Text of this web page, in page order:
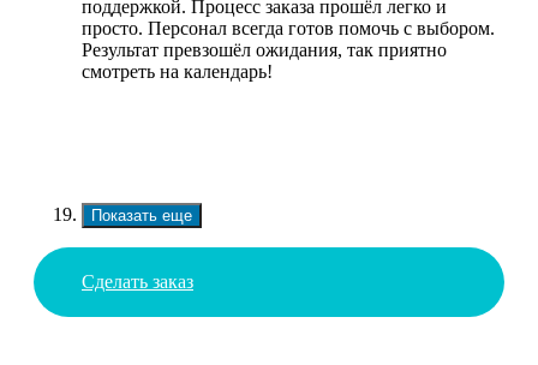
поддержкой. Процесс заказа прошёл легко и
просто. Персонал всегда готов помочь с выбором.
Результат превзошёл ожидания, так приятно
смотреть на календарь!
Показать еще
Сделать заказ